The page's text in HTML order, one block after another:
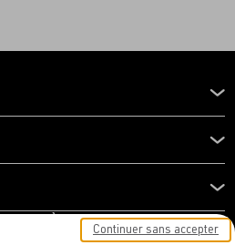
VOUS À NOTRE
Continuer sans accepter